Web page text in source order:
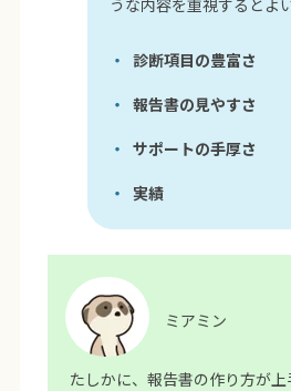
うな内容を重視するとよ
診断項目の豊富さ
報告書の見やすさ
サポートの手厚さ
実績
ミアミン
たしかに、報告書の作り方が上